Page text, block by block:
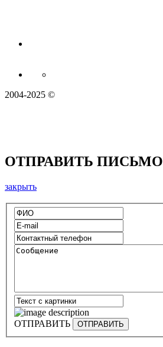
2004-2025 ©
ОТПРАВИТЬ ПИСЬМО
закрыть
ОТПРАВИТЬ